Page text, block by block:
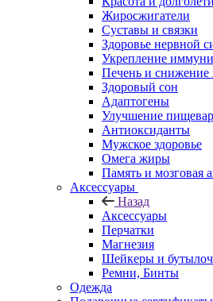
Жиросжигатели
Суставы и связки
Здоровье нервной
Укрепление
Печень и снижение
Здоровый сон
Адаптогены
Улучшение
Антиоксиданты
Мужское здоровье
Омега жиры
Память и мозговая
Аксессуары
Назад
Аксессуары
Перчатки
Магнезия
Шейкеры и
Ремни, Бинты
Одежда